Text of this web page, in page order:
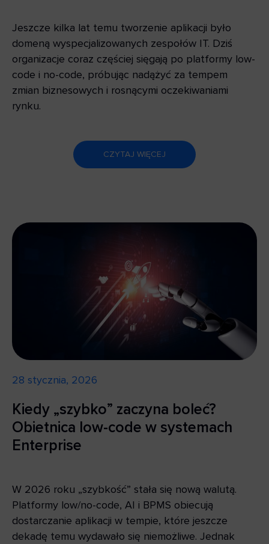
Jeszcze kilka lat temu tworzenie aplikacji było
domeną wyspecjalizowanych zespołów IT. Dziś
organizacje coraz częściej sięgają po platformy low-
code i no-code, próbując nadążyć za tempem
zmian biznesowych i rosnącymi oczekiwaniami
rynku.
CZYTAJ WIĘCEJ
28 stycznia, 2026
Kiedy „szybko” zaczyna boleć?
Obietnica low-code w systemach
Enterprise
W 2026 roku „szybkość” stała się nową walutą.
Platformy low/no-code, AI i BPMS obiecują
dostarczanie aplikacji w tempie, które jeszcze
dekadę temu wydawało się niemożliwe. Jednak